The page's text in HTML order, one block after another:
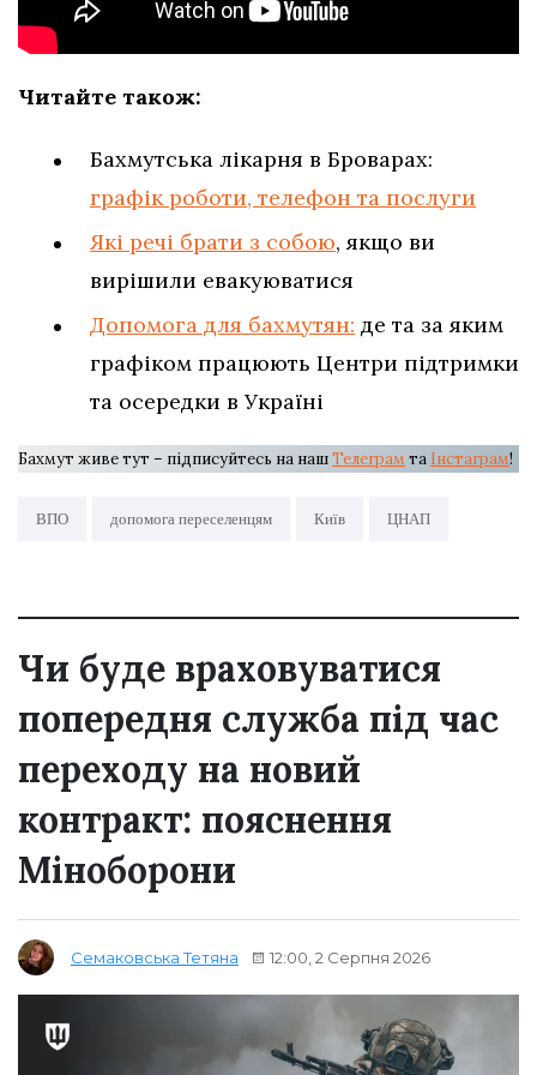
Читайте також:
Бахмутська лікарня в Броварах:
графік роботи, телефон та послуги
Які речі брати з собою, якщо ви
вирішили евакуюватися
Допомога для бахмутян: де та за яким
графіком працюють Центри підтримки
та осередки в Україні
Бахмут живе тут – підписуйтесь на нашТелеграм та Інстаграм!
ВПО допомога переселенцям Київ ЦНАП
Чи буде враховуватися
попередня служба під час
переходу на новий
контракт: пояснення
Міноборони
Семаковська Тетяна 12:00, 2 Серпня 2026